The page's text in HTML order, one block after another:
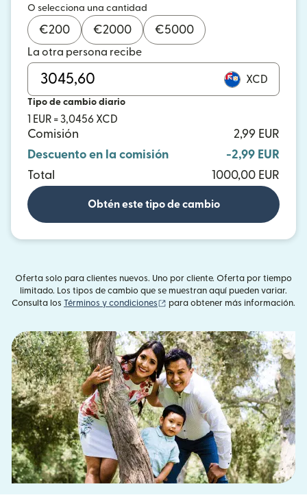
O selecciona una cantidad
€200 €2000 €5000
La otra persona recibe
XCD
Tipo de cambio diario
1 EUR = 3,0456 XCD
Comisión
2,99 EUR
Descuento en la comisión
-2,99 EUR
Total
1000,00 EUR
Obtén este tipo de cambio
Oferta solo para clientes nuevos. Uno por cliente. Oferta por tiempo
limitado. Los tipos de cambio que se muestran aquí pueden variar.
Consulta los Términos y condiciones (se abre en una ventana nueva)
para obtener más información.